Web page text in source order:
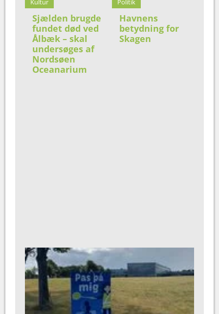
Kultur
Sjælden brugde
fundet død ved
Ålbæk – skal
undersøges af
Nordsøen
Oceanarium
Politik
Havnens
betydning for
Skagen